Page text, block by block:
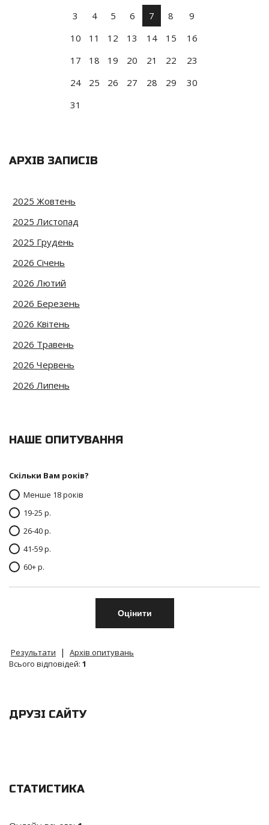
3
4 5 6 7 8
9
10
11 12 13 14 15
16
17
18 19 20 21 22
23
24
25 26 27 28 29
30
31
АРХІВ ЗАПИСІВ
2025 Жовтень
2025 Листопад
2025 Грудень
2026 Січень
2026 Лютий
2026 Березень
2026 Квітень
2026 Травень
2026 Червень
2026 Липень
НАШЕ ОПИТУВАННЯ
Скільки Вам років?
Менше 18 років
19-25 р.
26-40 р.
41-59 р.
60+ р.
Результати |
Архів опитувань
Всього відповідей: 1
ДРУЗІ САЙТУ
СТАТИСТИКА